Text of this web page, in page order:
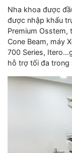
Nha khoa được
được nhập khẩu
Premium Osstem,
Cone Beam, máy
700 Series,
hỗ trợ tối đa trong